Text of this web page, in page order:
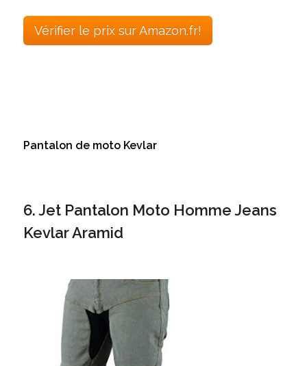
Vérifier le prix sur Amazon.fr!
Pantalon de moto Kevlar
6. Jet Pantalon Moto Homme Jeans
Kevlar Aramid